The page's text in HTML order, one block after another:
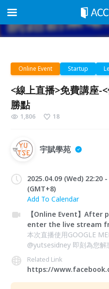
Online Event Startup
<線上直播>免費講座-
勝點
1,806 18
宇賦學苑
2025.04.09 (Wed) 22:20
(GMT+8)
Add To Calendar
【Online Event】After
enter the live stream
本次直播使用GOOGLE
@yutsesidney 即刻為您解
Related Link
https://